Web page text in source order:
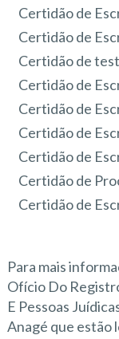
Certidão de
Certidão de
Certidão de
Certidão de
Certidão de
Certidão de
Certidão de
Certidão de
Certidão de
Para mais
Ofício Do
E Pessoas
Anagé que estão